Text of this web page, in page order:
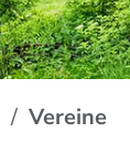
Vereine